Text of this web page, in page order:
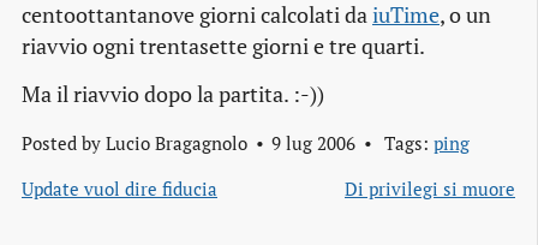
centoottantanove giorni calcolati daiuTime, o un
riavvio ogni trentasette giorni e tre quarti.
Ma il riavvio dopo la partita. :-))
Posted by Lucio Bragagnolo 9 lug 2006 Tags: ping
Update vuol dire fiducia
Di privilegi si muore